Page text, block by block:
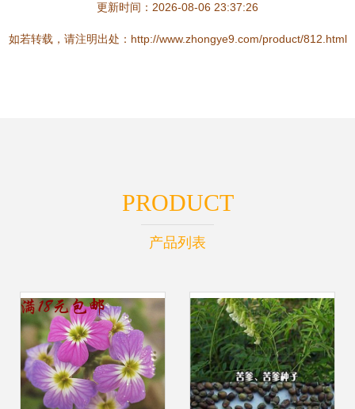
更新时间：2026-08-06 23:37:26
如若转载，请注明出处：http://www.zhongye9.com/product/812.html
PRODUCT
产品列表